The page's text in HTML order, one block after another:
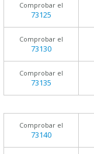
Comprobar el
73125
Comprobar el
73130
Comprobar el
73135
Comprobar el
73140